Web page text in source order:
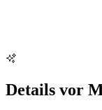
Details vor